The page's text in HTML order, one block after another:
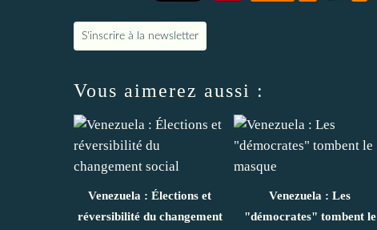
S'inscrire à la newsletter
Vous aimerez aussi :
Venezuela : Élections et
réversibilité du changement
Venezuela : Les
"démocrates" tombent le